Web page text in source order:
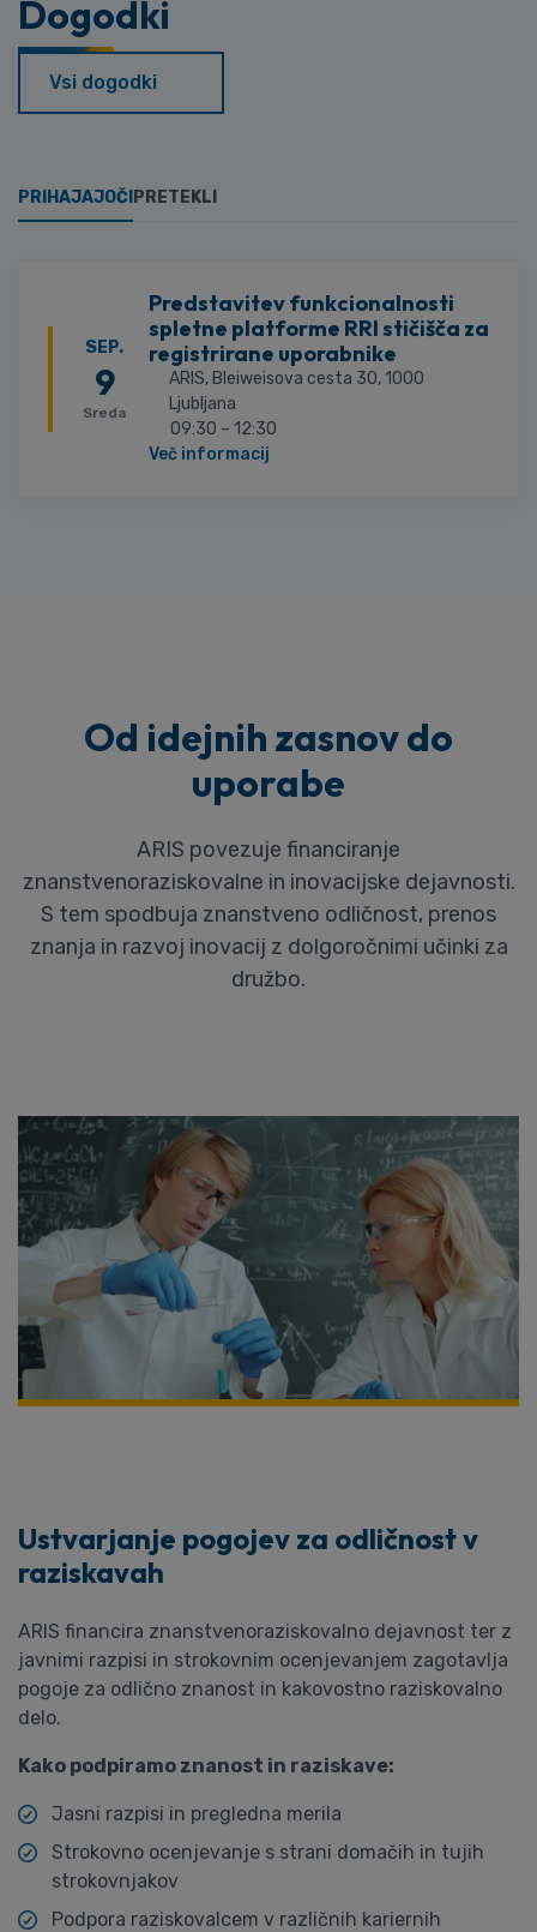
Dogodki
Vsi dogodki
PRIHAJAJOČI PRETEKLI
SEP.
9
Sreda
Predstavitev funkcionalnosti
spletne platforme RRI stičišča za
registrirane uporabnike
ARIS, Bleiweisova cesta 30, 1000
Ljubljana
09:30 – 12:30
Več informacij
Od idejnih zasnov do
uporabe
ARIS povezuje financiranje
znanstvenoraziskovalne in inovacijske dejavnosti.
S tem spodbuja znanstveno odličnost, prenos
znanja in razvoj inovacij z dolgoročnimi učinki za
družbo.
Ustvarjanje pogojev za odličnost v
raziskavah
ARIS financira znanstvenoraziskovalno dejavnost ter z
javnimi razpisi in strokovnim ocenjevanjem zagotavlja
pogoje za odlično znanost in kakovostno raziskovalno
delo.
Kako podpiramo znanost in raziskave:
Jasni razpisi in pregledna merila
Strokovno ocenjevanje s strani domačih in tujih
strokovnjakov
Podpora raziskovalcem v različnih kariernih